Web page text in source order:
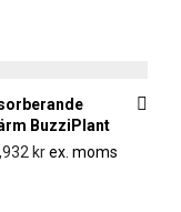
BuzziPlant
krex. moms